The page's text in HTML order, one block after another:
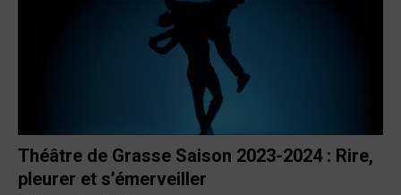
Théâtre de Grasse Saison 2023-2024 : Rire,
pleurer et s’émerveiller